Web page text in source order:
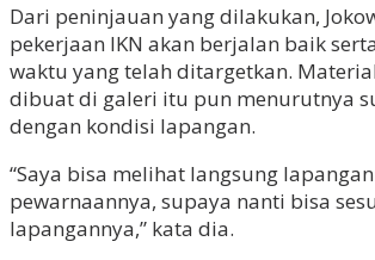
Dari peninjauan yang dilakukan,
pekerjaan IKN akan berjalan baik
waktu yang telah ditargetkan.
dibuat di galeri itu pun menurutnya
dengan kondisi lapangan.
“Saya bisa melihat langsung
pewarnaannya, supaya nanti bisa
lapangannya,” kata dia.